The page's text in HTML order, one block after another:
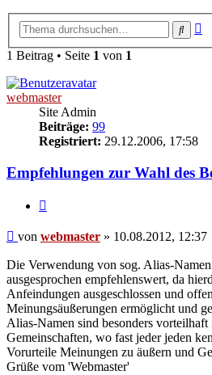
Suche
1 Beitrag • Seite 1 von 1
webmaster
Site Admin
Beiträge: 99
Registriert: 29.12.2006, 17:58
Empfehlungen zur Wahl des
Beitrag
von webmaster » 10.08.2012, 12:37
Die Verwendung von sog. Alias-
ausgesprochen empfehlenswert, da
Anfeindungen ausgeschlossen und
Meinungsäußerungen ermöglicht und
Alias-Namen sind besonders
Gemeinschaften, wo fast jeder jeden
Vorurteile Meinungen zu äußern und
Grüße vom 'Webmaster'